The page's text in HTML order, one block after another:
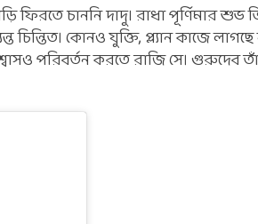
চাননি দাদু। রাধা পূর্ণিমার শুভ
কোনও যুক্তি, প্ল্যান কাজে লাগছে
পরিবর্তন করতে রাজি সে। গুরুদেব